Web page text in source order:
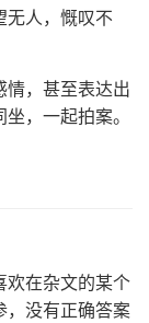
无人，慨叹不
情，甚至表达出
，一起拍案。
欢在杂文的某个
，没有正确答案